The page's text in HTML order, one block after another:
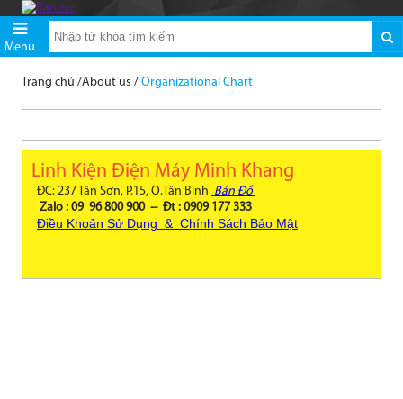
Menu
Trang chủ /About us / Organizational Chart
Linh Kiện Điện Máy Minh Khang
ĐC: 237 Tân Sơn, P.15, Q.Tân Bình Bản Đồ
Zalo : 09 96 800 900 -- Đt : 0909 177 333
Điều Khoản Sử Dụng & Chính Sách Bảo Mật